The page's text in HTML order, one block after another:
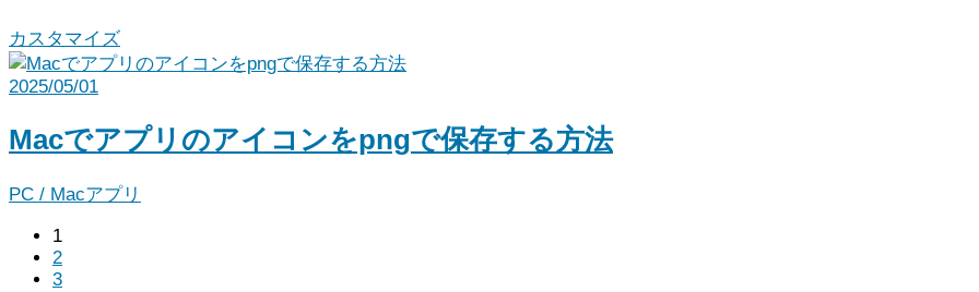
カスタマイズ
2025/05/01
Macでアプリのアイコンをpngで保存する方法
PC / Macアプリ
1
2
3